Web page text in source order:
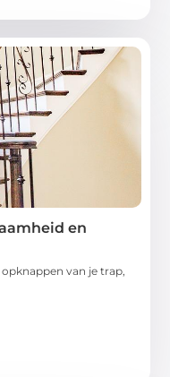
en
van je trap,